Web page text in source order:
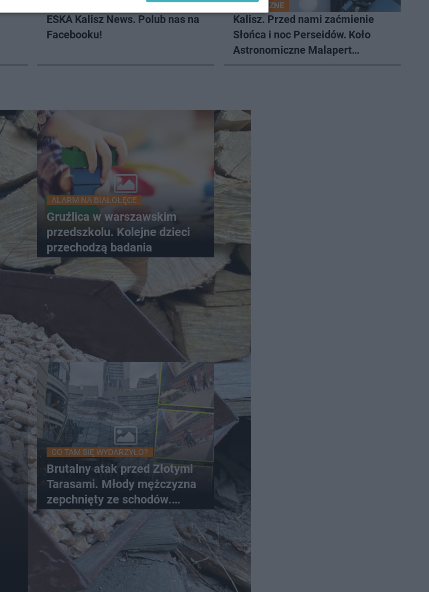
ESKA Kalisz News. Polub nas na
Facebooku!
SPOŁECZNE
Kalisz. Przed nami zaćmienie
Słońca i noc Perseidów. Koło
Astronomiczne Malapert
ALARM NA BIAŁOŁĘCE
Gruźlica w warszawskim
przedszkolu. Kolejne dzieci
przechodzą badania
CO TAM SIĘ WYDARZYŁO?
Brutalny atak przed Złotymi
Tarasami. Młody mężczyzna
zepchnięty ze schodów.
Szokujące nagranie krąży po
sieci